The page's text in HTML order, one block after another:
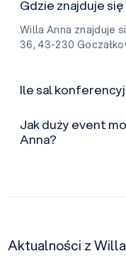
Gdzie znajduje
Willa Anna znajduje
36, 43-230
Ile sal
Jak duży event
Anna?
Aktualności z